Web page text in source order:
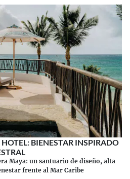
BIENESTAR INSPIRADO
Maya: un santuario de diseño, alta
frente al Mar Caribe